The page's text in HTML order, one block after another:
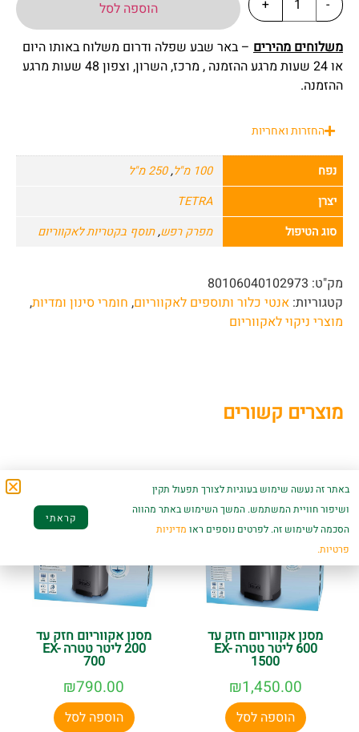
-
+
הוספה לסל
משלוחים מהירים – באר שבע שפלה ודרום משלוח באותו היום
או 24 שעות מרגע ההזמנה , מרכז, השרון, וצפון 48 שעות מרגע
ההזמנה.
החזרות ואחריות
נפח 100 מ"ל ,250 מ"ל
יצרן
TETRA
סוג הטיפול
מפרק רפש,תוסף בקטריות לאקווריום
מק"ט: 80106040102973
קטגוריות: אנטי כלור ותוספים לאקווריום, חומרי סינון ומדיות,
מוצרי ניקוי לאקווריום
מוצרים קשורים
מסנן אקווריום חזק עד
600 ליטר טטרה EX-
1500
₪1,450.00
הוספה לסל
מסנן אקווריום חזק עד
200 ליטר טטרה EX-
700
₪790.00
הוספה לסל
באתר זה נעשה שימוש בעוגיות לצורך תפעול תקין
ושיפור חוויית המשתמש. המשך השימוש באתר מהווה
הסכמה לשימוש זה. לפרטים נוספים ראו מדיניות
פרטיות.
קראתי